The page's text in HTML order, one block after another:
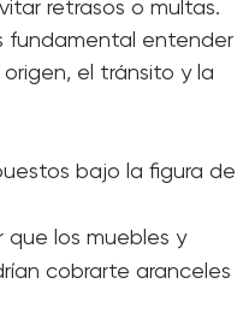
especialmente
retrasos o multas.
fundamental entender
el tránsito y la
bajo la figura de